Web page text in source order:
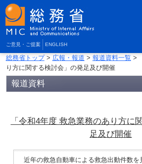
ご意見・ご提案 ENGLISH
総務省トップ> 広報・報道 > 報道資料一覧>
り方に関する検討会」の発足及び開催
報道資料
「令和4年度 救急業務のあり方に
足及び開催
近年の救急自動車による救急出動件数を